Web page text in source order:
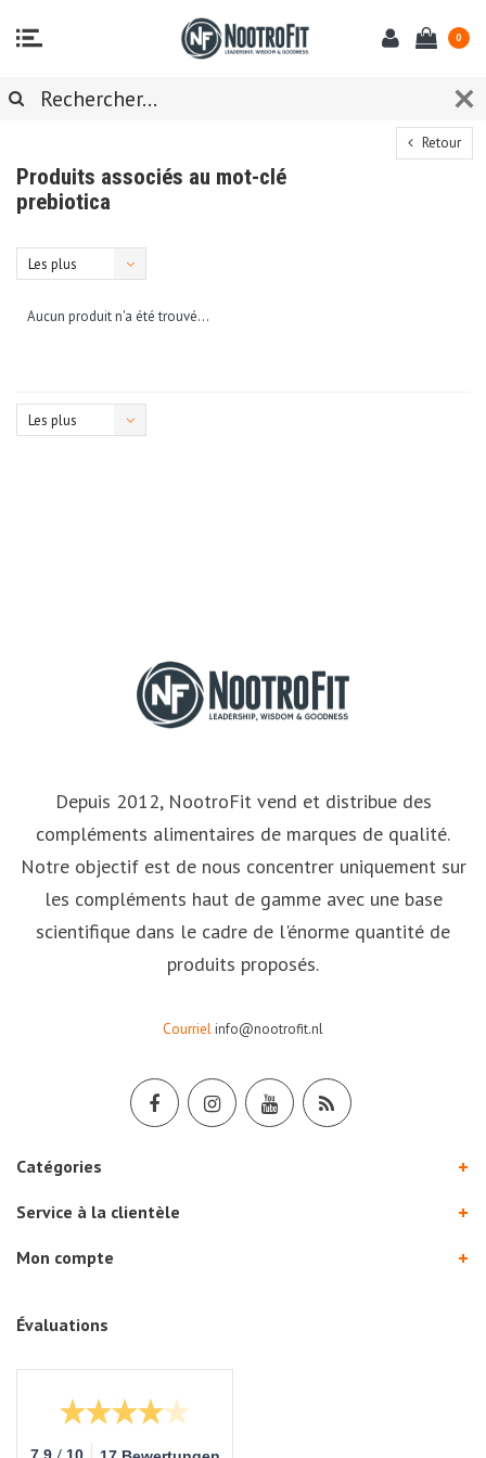
0
Retour
Produits associés au mot-clé
prebiotica
Les plus
Aucun produit n'a été trouvé...
Les plus
Depuis 2012, NootroFit vend et distribue des
compléments alimentaires de marques de qualité.
Notre objectif est de nous concentrer uniquement sur
les compléments haut de gamme avec une base
scientifique dans le cadre de l'énorme quantité de
produits proposés.
Courrielinfo@nootrofit.nl
Catégories
Service à la clientèle
Mon compte
Évaluations